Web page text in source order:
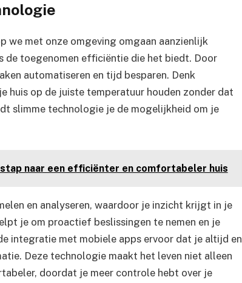
we met onze omgeving omgaan aanzienlijk
de toegenomen efficiëntie die het biedt. Door
automatiseren en tijd besparen. Denk
huis op de juiste temperatuur houden zonder dat
slimme technologie je de mogelijkheid om je
naar een efficiënter en comfortabeler huis
en analyseren, waardoor je inzicht krijgt in je
je om proactief beslissingen te nemen en je
integratie met mobiele apps ervoor dat je altijd en
Deze technologie maakt het leven niet alleen
doordat je meer controle hebt over je